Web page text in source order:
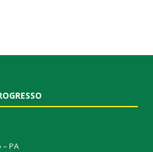
PA